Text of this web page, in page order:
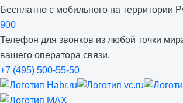
Бесплатно с мобильного на территории
900
Телефон для звонков из любой точки
вашего оператора связи.
+7 (495) 500-55-50